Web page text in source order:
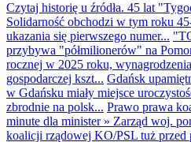
Czytaj historię u źródła. 45 lat
Solidarność obchodzi w tym roku
ukazania się pierwszego numer...
przybywa "półmilionerów" na
rocznej w 2025 roku,
gospodarczej kszt... Gdańsk
w Gdańsku miały miejsce
zbrodnie na polsk... Prawo prawa
minute dla minister» Zarząd woj.
koalicji rządowej KO/PSL tuż przed